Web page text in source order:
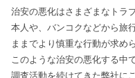
治安の悪化はさまざまなトラ
本人や、バンコクなどから旅
ままでより慎重な行動が求め
このような治安の悪化する中
調査活動を続けてきた弊社に